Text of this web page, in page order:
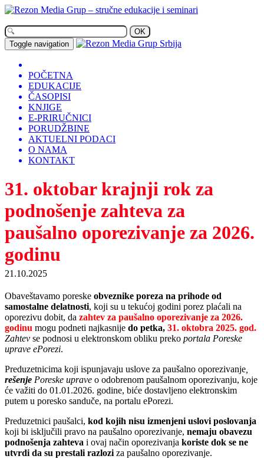
OK
Toggle navigation
POČETNA
EDUKACIJE
ČASOPISI
KNJIGE
E-PRIRUČNICI
PORUDŽBINE
AKTUELNI PODACI
O NAMA
KONTAKT
31. oktobar krajnji rok za
podnošenje zahteva za
paušalno oporezivanje za 2026.
godinu
21.10.2025
Obaveštavamo poreske obveznike poreza na prihode od
samostalne delatnosti, koji su u tekućoj godini porez plaćali na
oporezivu dobit, da zahtev za paušalno oporezivanje za 2026.
godinu mogu podneti najkasnije do petka, 31. oktobra 2025. god.
Zahtev se podnosi u elektronskom obliku preko portala Poreske
uprave ePorezi.
Preduzetnicima koji ispunjavaju uslove za paušalno oporezivanje,
rešenje Poreske uprave o odobrenom paušalnom oporezivanju, koje
će važiti do 01.01.2026. godine, biće dostavljeno elektronskim
putem u poresko sanduče, na portalu ePorezi.
Preduzetnici paušalci, kod kojih nisu izmenjeni uslovi poslovanja
koji bi isključili pravo na paušalno oporezivanje, nemaju obavezu
podnošenja zahteva i ovaj način oporezivanja koriste dok se ne
utvrdi da su prestali razloziza paušalno oporezivanje.